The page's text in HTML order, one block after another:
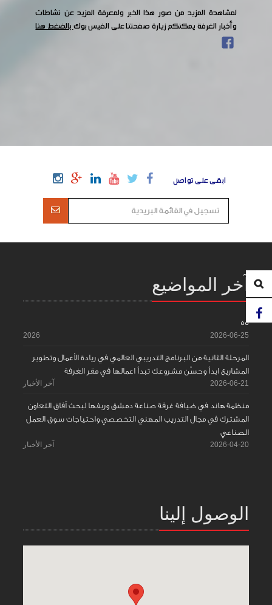
لمشاهدة المزيد من صور هذا الخبر ولمعرفة المزيد عن نشاطات
وأخبار الغرفة يمكنكم زيارة صفحتنا على الفيس بوكبالضغط هنا
ابقى على تواصل
آخر المواضيع
55
2026-06-25
2026
المرحلة الثانية من البرنامج التدريبي العالمي في ريادة الأعمال وتطوير
المشاريع ابدأ وحسّن مشروعك تبدأ اعمالها في مقر الغرفة
2026-06-21 آخر الأخبار
منظمة هاند في ضيافة غرفة صناعة دمشق وريفها لبحث آفاق التعاون
المشترك في مجال التدريب المهني التخصصي واحتياجات سوق العمل
الصناعي
2026-04-20 آخر الأخبار
الوصول إلينا